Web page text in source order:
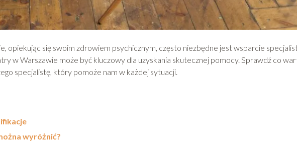
opiekując się swoim zdrowiem psychicznym, często niezbędne jest wsparcie
w Warszawie może być kluczowy dla uzyskania skutecznej pomocy. Sprawdź co
specjalistę, który pomoże nam w każdej sytuacji.
wyróżnić?